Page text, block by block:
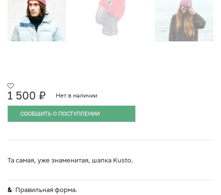
1 500 ₽ Нет в наличии
СООБЩИТЬ О ПОСТУПЛЕНИИ
Та самая, уже знаменитая, шапка Kusto.
Правильная форма.